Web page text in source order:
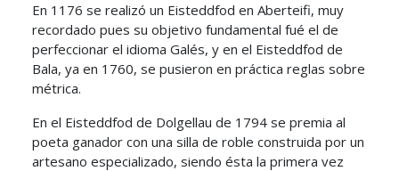
En 1176 se realizó un Eisteddfod en Aberteifi, muy
recordado pues su objetivo fundamental fué el de
perfeccionar el idioma Galés, y en el Eisteddfod de
Bala, ya en 1760, se pusieron en práctica reglas sobre
métrica.
En el Eisteddfod de Dolgellau de 1794 se premia al
poeta ganador con una silla de roble construida por un
artesano especializado, siendo ésta la primera vez